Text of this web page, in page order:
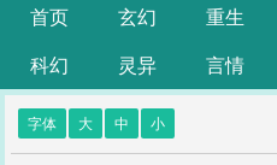
首页 玄幻 重生
科幻
灵异 言情
字体 大 中 小